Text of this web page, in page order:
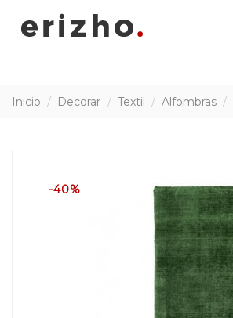
Inicio Decorar Textil Alfombras
-40%